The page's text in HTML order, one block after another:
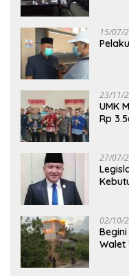
15/07/
23/11/
UMK
Rp
27/07/
02/10/
Walet